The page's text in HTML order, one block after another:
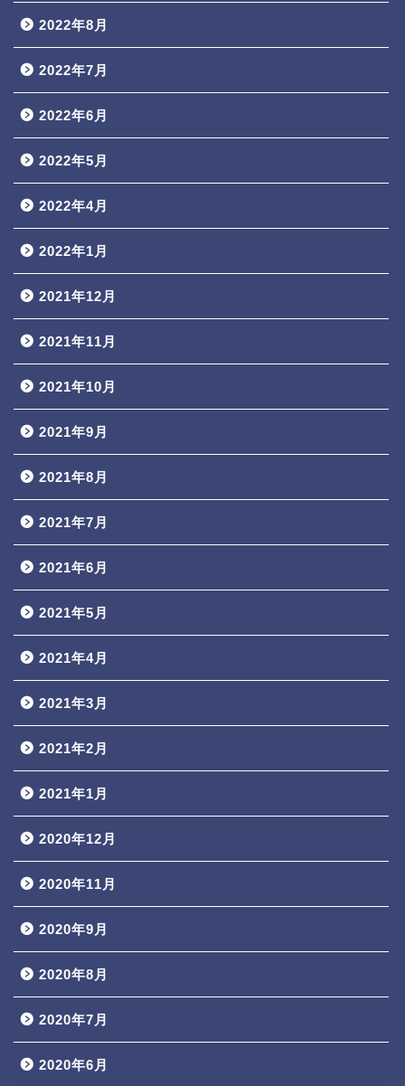
2022年8月
2022年7月
2022年6月
2022年5月
2022年4月
2022年1月
2021年12月
2021年11月
2021年10月
2021年9月
2021年8月
2021年7月
2021年6月
2021年5月
2021年4月
2021年3月
2021年2月
2021年1月
2020年12月
2020年11月
2020年9月
2020年8月
2020年7月
2020年6月